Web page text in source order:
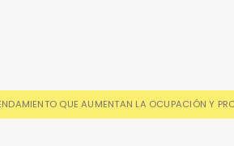
QUE AUMENTAN LA OCUPACIÓN Y